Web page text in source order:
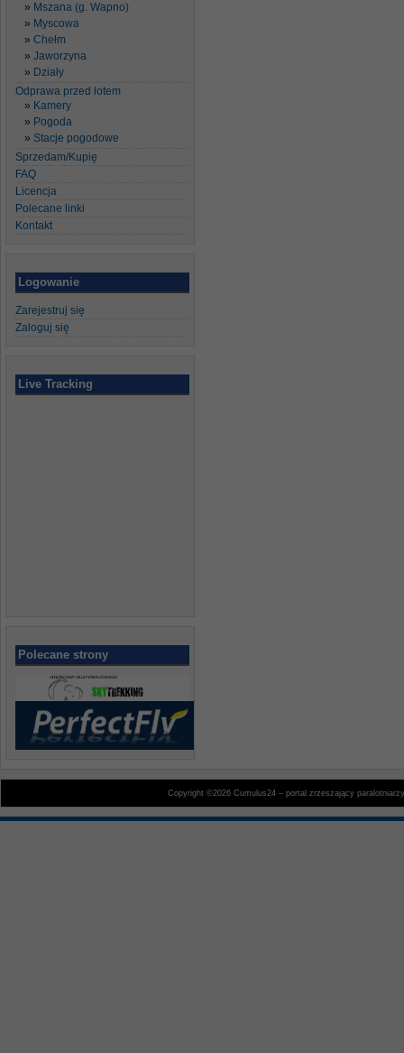
Mszana (g. Wapno)
Myscowa
Chełm
Jaworzyna
Działy
Odprawa przed lotem
Kamery
Pogoda
Stacje pogodowe
Sprzedam/Kupię
FAQ
Licencja
Polecane linki
Kontakt
Logowanie
Zarejestruj się
Zaloguj się
Live Tracking
Polecane strony
Copyright ©2026 Cumulus24 – portal zrzeszający